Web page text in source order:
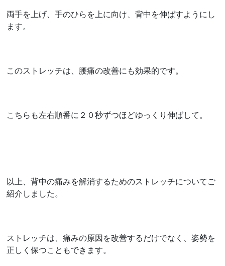
両手を上げ、手のひらを上に向け、背中を伸ばすようにし
ます。
このストレッチは、腰痛の改善にも効果的です。
こちらも左右順番に２０秒ずつほどゆっくり伸ばして。
以上、背中の痛みを解消するためのストレッチについてご
紹介しました。
ストレッチは、痛みの原因を改善するだけでなく、姿勢を
正しく保つこともできます。